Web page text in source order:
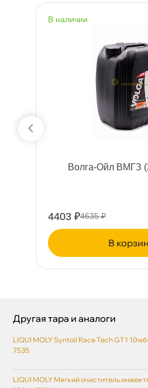
наличии
олга-Ойл ВМГЗ
4403 ₽4635 ₽
Другая тара и аналоги
LIQUI MOLY Syntoil Race Tech GT1
7535
LIQUI MOLY Мягкий очиститель